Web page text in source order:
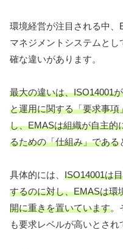
環境経営が注目される中、
マネジメントシステムと
確な違いがあります。
最大の違いは、ISO14001
と運用に関する「要求事
し、EMASは組織が自主的
るための「仕組み」である
具体的には、 ISO14001は
するのに対し、EMASは環
開に重きを置いています。
も要求レベルが高いとされ